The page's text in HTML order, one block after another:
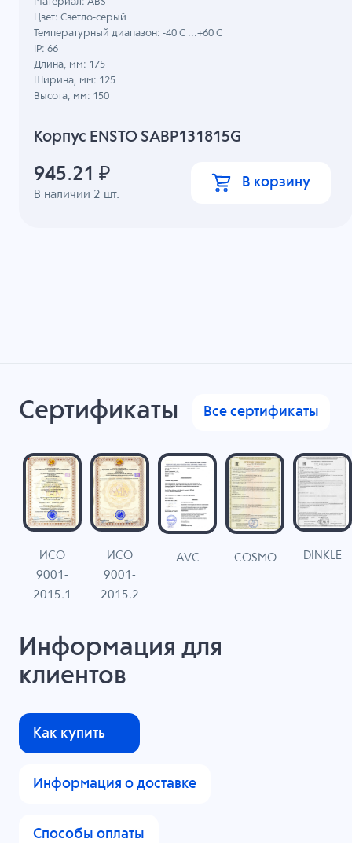
Корпус ENSTO SABP131815G
В наличии 2 шт.
Цвет: Светло-серый
Температурный диапазон: -40 C ...+60 C
IP: 66
Длина, мм: 175
Ширина, мм: 125
Высота, мм: 150
945.21 ₽ В корзину
Сертификаты Все сертификаты
ИСО
9001-
2015.1
ИСО
9001-
2015.2
AVC COSMO DINKLE
Информация для
клиентов
Как купить
Информация о доставке
Способы оплаты